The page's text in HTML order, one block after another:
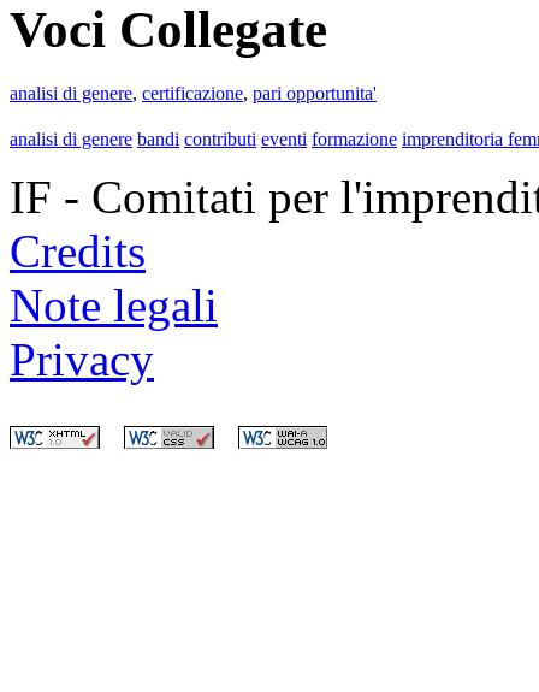
Voci Collegate
analisi di genere, certificazione, pari opportunita'
analisi di genere bandi contributi eventi formazione imprenditoria
IF - Comitati per
Credits
Note legali
Privacy